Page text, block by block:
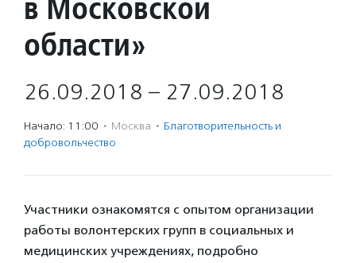
в Московской
области»
26.09.2018 – 27.09.2018
Начало: 11:00 · Москва · Благотвори­тель­ность и
доброволь­чест­во
Участники ознакомятся с опытом организации
работы волонтерских групп в социальных и
медицинских учреждениях, подробно